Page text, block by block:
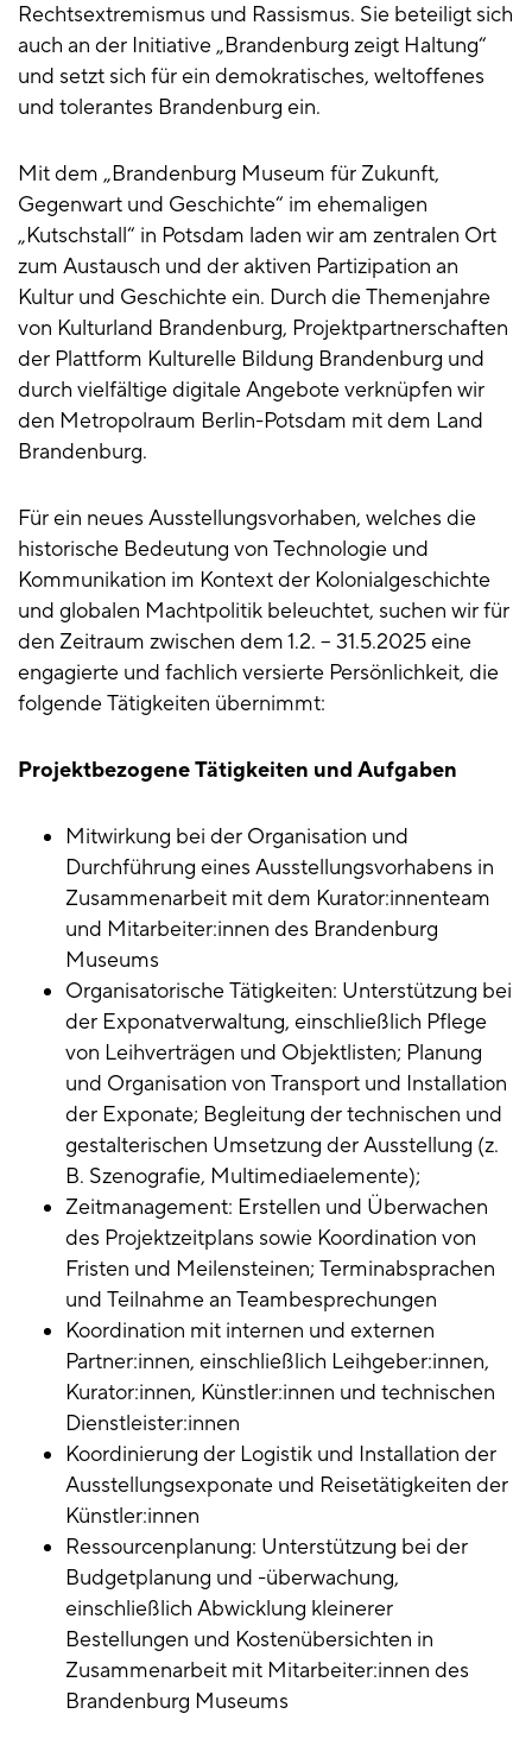
Rechtsextremismus und Rassismus. Sie beteiligt sich
auch an der Initiative „Brandenburg zeigt Haltung“
und setzt sich für ein demokratisches, weltoffenes
und tolerantes Brandenburg ein.
Mit dem „Brandenburg Museum für Zukunft,
Gegenwart und Geschichte“ im ehemaligen
„Kutschstall“ in Potsdam laden wir am zentralen Ort
zum Austausch und der aktiven Partizipation an
Kultur und Geschichte ein. Durch die Themenjahre
von Kulturland Brandenburg, Projektpartnerschaften
der Plattform Kulturelle Bildung Brandenburg und
durch vielfältige digitale Angebote verknüpfen wir
den Metropolraum Berlin-Potsdam mit dem Land
Brandenburg.
Für ein neues Ausstellungsvorhaben, welches die
historische Bedeutung von Technologie und
Kommunikation im Kontext der Kolonialgeschichte
und globalen Machtpolitik beleuchtet, suchen wir für
den Zeitraum zwischen dem 1.2. – 31.5.2025 eine
engagierte und fachlich versierte Persönlichkeit, die
folgende Tätigkeiten übernimmt:
Projektbezogene Tätigkeiten und Aufgaben
Mitwirkung bei der Organisation und
Durchführung eines Ausstellungsvorhabens in
Zusammenarbeit mit dem Kurator:innenteam
und Mitarbeiter:innen des Brandenburg
Museums
Organisatorische Tätigkeiten: Unterstützung bei
der Exponatverwaltung, einschließlich Pflege
von Leihverträgen und Objektlisten; Planung
und Organisation von Transport und Installation
der Exponate; Begleitung der technischen und
gestalterischen Umsetzung der Ausstellung (z.
B. Szenografie, Multimediaelemente);
Zeitmanagement: Erstellen und Überwachen
des Projektzeitplans sowie Koordination von
Fristen und Meilensteinen; Terminabsprachen
und Teilnahme an Teambesprechungen
Koordination mit internen und externen
Partner:innen, einschließlich Leihgeber:innen,
Kurator:innen, Künstler:innen und technischen
Dienstleister:innen
Koordinierung der Logistik und Installation der
Ausstellungsexponate und Reisetätigkeiten der
Künstler:innen
Ressourcenplanung: Unterstützung bei der
Budgetplanung und -überwachung,
einschließlich Abwicklung kleinerer
Bestellungen und Kostenübersichten in
Zusammenarbeit mit Mitarbeiter:innen des
Brandenburg Museums